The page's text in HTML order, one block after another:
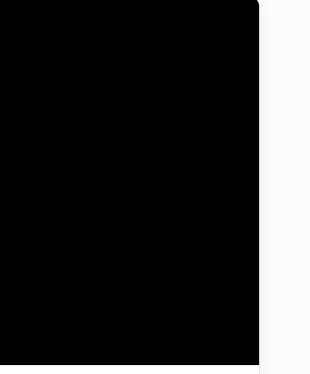
إعلان هامّ بخصوص